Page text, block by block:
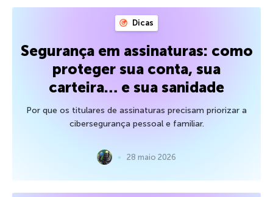
Dicas
Segurança em assinaturas: como
proteger sua conta, sua
carteira… e sua sanidade
Por que os titulares de assinaturas precisam priorizar a
cibersegurança pessoal e familiar.
28 maio 2026